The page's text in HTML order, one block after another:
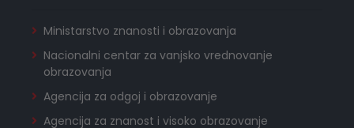
Ministarstvo znanosti i obrazovanja
Nacionalni centar za vanjsko vrednovanje
obrazovanja
Agencija za odgoj i obrazovanje
Agencija za znanost i visoko obrazovanje